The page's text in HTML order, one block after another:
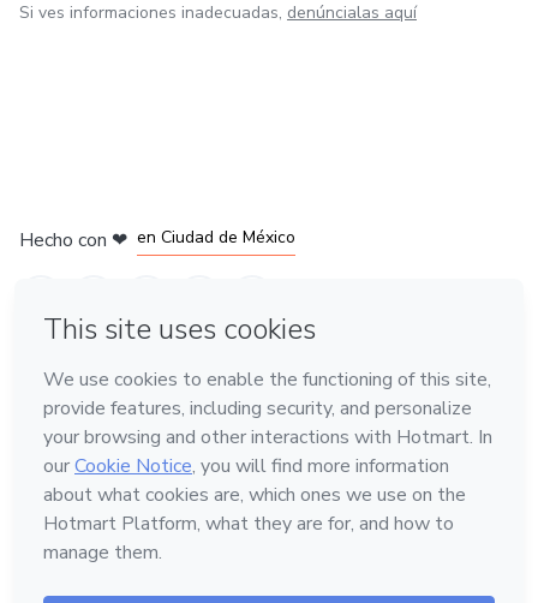
Si ves informaciones inadecuadas, denúncialas aquí
Hecho con ❤ en Ciudad de México
Conoce Hotmart
Idioma
Español